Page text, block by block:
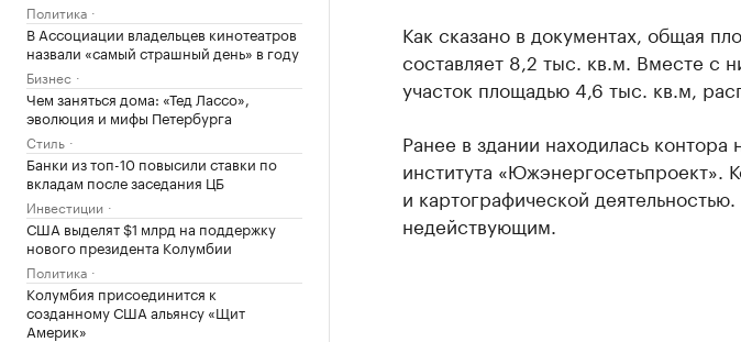
Политика
В Ассоциации владельцев кинотеатров
назвали «самый страшный день» в году
Бизнес
Чем заняться дома: «Тед Лассо»,
эволюция и мифы Петербурга
Стиль
Банки из топ-10 повысили ставки по
вкладам после заседания ЦБ
Инвестиции
США выделят $1 млрд на поддержку
нового президента Колумбии
Политика
Колумбия присоединится к
созданному США альянсу «Щит
Америк»
Как сказано в документах, общая
составляет 8,2 тыс. кв.м. Вместе с
участок площадью 4,6 тыс. кв.м,
Ранее в здании находилась контора
института «Южэнергосетьпроект».
и картографической
недействующим.